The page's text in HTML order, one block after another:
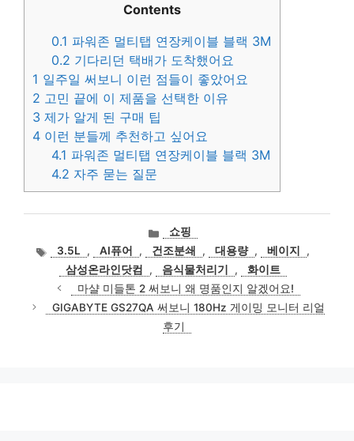
Contents
0.1 파워존 멀티탭 연장케이블 블랙 3M
0.2 기다리던 택배가 도착했어요
1 일주일 써보니 이런 점들이 좋았어요
2 고민 끝에 이 제품을 선택한 이유
3 제가 알게 된 구매 팁
4 이런 분들께 추천하고 싶어요
4.1 파워존 멀티탭 연장케이블 블랙 3M
4.2 자주 묻는 질문
카
테
고
리
쇼핑
태3.5L , AI퓨어 , 건조분쇄 , 대용량 , 베이지
,
삼성온라인닷컴
, 음식물처리기 ,
화이트
마샬 미들톤 2 써보니 왜 명품인지 알겠어요!
GIGABYTE GS27QA 써보니 180Hz 게이밍 모니터 리얼
후기